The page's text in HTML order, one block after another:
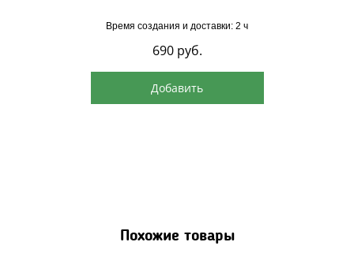
Время создания и доставки: 2 ч
690 руб.
Добавить
Похожие товары